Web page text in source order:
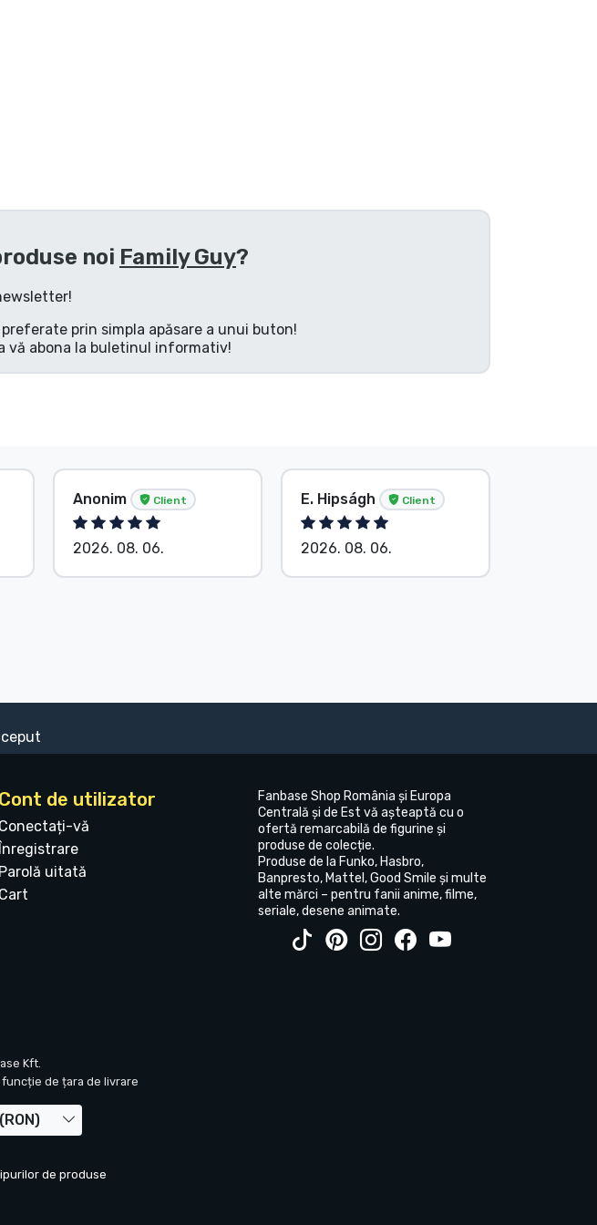
noi Family Guy?
prin simpla apăsare a unui buton!
vă abona la buletinul informativ!
Anonim Client
2026. 08. 06.
E. Hipságh Client
2026. 08. 06.
Cont de utilizator
Conectați-vă
Înregistrare
Parolă uitată
Cart
Fanbase Shop România și Europa
Centrală și de Est vă așteaptă cu o
ofertă remarcabilă de figurine și
produse de colecție.
Produse de la Funko, Hasbro,
Banpresto, Mattel, Good Smile și multe
alte mărci – pentru fanii anime, filme,
seriale, desene animate.
Kft.
de țara de livrare
de produse